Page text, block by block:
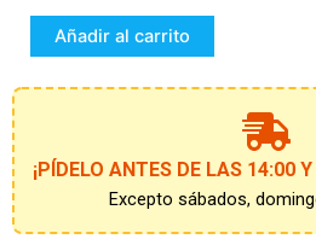
QUIEN
HARRY
POTTER
cantidad
Añadir al carrito
¡PÍDELO ANTES DE LAS 14:00
Excepto sábados,